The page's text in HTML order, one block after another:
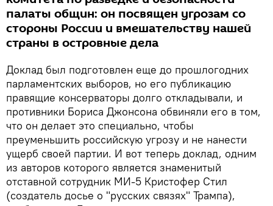
палаты общин: он посвящен угрозам со
стороны России и вмешательству нашей
страны в островные дела
Доклад был подготовлен еще до прошлогодних
парламентских выборов, но его публикацию
правящие консерваторы долго откладывали, и
противники Бориса Джонсона обвиняли его в том,
что он делает это специально, чтобы
преуменьшить российскую угрозу и не нанести
ущерб своей партии. И вот теперь доклад, одним
из авторов которого является знаменитый
отставной сотрудник МИ-5 Кристофер Стил
(создатель досье о "русских связях" Трампа),